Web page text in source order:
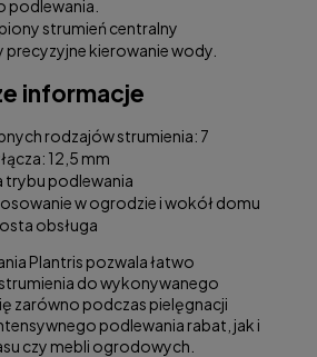
podlewania.
strumień centralny
precyzyjne kierowanie wody.
informacje
rodzajów strumienia: 7
12,5 mm
trybu podlewania
w ogrodzie i wokół domu
obsługa
Plantris pozwala łatwo
do wykonywanego
zarówno podczas pielęgnacji
podlewania rabat, jak i
czy mebli ogrodowych.